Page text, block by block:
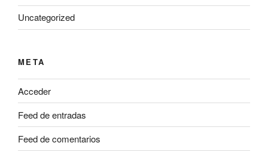
Uncategorized
META
Acceder
Feed de entradas
Feed de comentarios